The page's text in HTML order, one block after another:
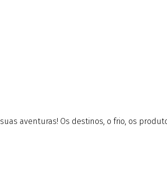
aventuras! Os destinos, o frio, os